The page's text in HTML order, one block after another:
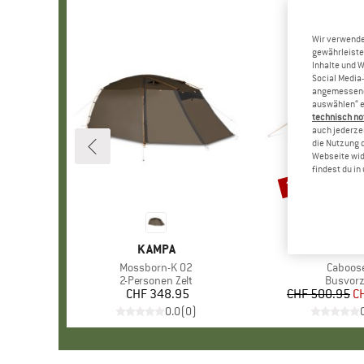
MARKE
KAMPA
Artikel
Mossborn-K 02
Produktgruppe
2-Personen Zelt
Preis
CHF 348.95
0.0(0)
Artikel
CHF 500.95
Rabatt
20%
Wir
Inhalte und
Social
auswählen“
technisch
auch
die Nutzung
Webseite
findest du in